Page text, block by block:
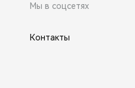
Мы в соцсетях
Контакты